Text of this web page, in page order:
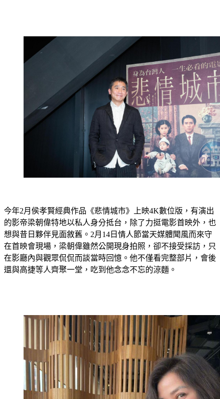
今年2月侯孝賢經典作品《悲情城市》上映4K數位版，有演出
的影帝梁朝偉特地以私人身分抵台，除了力挺電影首映外，也
想與昔日夥伴見面敘舊。2月14日情人節當天媒體聞風而來守
在首映會現場，梁朝偉雖然公開現身拍照，卻不接受採訪，只
在影廳內與觀眾侃侃而談當時回憶。他不僅看完整部片，會後
還與高捷等人齊聚一堂，吃到他念念不忘的涼麵。